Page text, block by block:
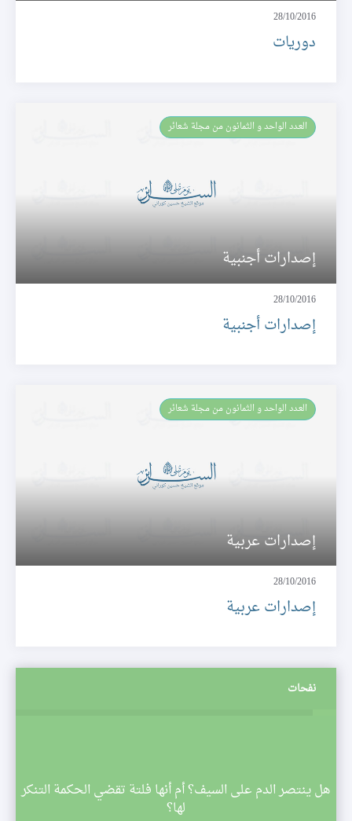
28/10/2016
دوريات
العـدد الواحد و الثمانون من مجلة شعائر
إصدارات أجنبية
28/10/2016
إصدارات أجنبية
العـدد الواحد و الثمانون من مجلة شعائر
إصدارات عربية
28/10/2016
إصدارات عربية
نفحات
هل ينتصر الدم على السيف؟ أم أنها فلتة تقضي الحكمة التنكر
لها؟